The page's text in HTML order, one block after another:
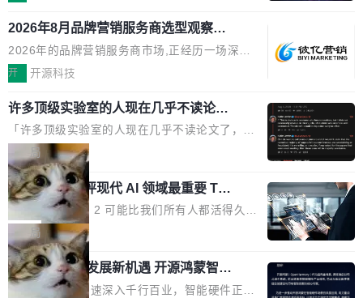
要。但用久了你会发现，它们本质上都是同一类
东西：一个带网页上下文的聊天框。 它们能读取
页面的文本，然后把文本丢给大模型，再返回一
段回答。仅此而已。 这当然有用，但总觉得差点
意思。比如我在一个后台管理系统里，需要填50
个表单字段，每个字段还有联动逻辑；比如我
想...
电源专为发烧级DIY主机与本地AI算力平台打
造，整机长度仅16厘米，提供1600W额定功率
与80PLUS钛金能效；支持ATX 3.1与PCIe 5.1
规范，结合服务器级元件、完善供电线材与内置
实时LCD监控屏，可充分满足当下高阶PC主机
的严苛使用需求。 澎湃功率，紧凑机身 钛金雕1
600PG5 AI TOP具备强悍输出功率，同时实现
机身尺寸大幅精简。整机长度仅16厘米，属于同
功率段机身尺寸十分紧凑的1600W电源产品。小
巧机身有效提升市面主流标准A...
2026年8月品牌营销服务商选型观察：
从流量思维到品牌资产思维的范式转移
2026年的品牌营销服务商市场,正经历一场深刻
的价值重构。全球全案品牌代理机构市场从2025
复合增长率达5.44%,预计2032年将突破120亿美
元。数字广告与公共关系相关服务市场更是从20
25年的8463亿美元扩张至2026年的8763亿美
元。数字的背后是一个清晰的事实——品牌对专
业化营销服务的需求从未如此迫切。 但市场扩容
的同时,服务商的竞争逻辑正在改变。2026年Top
Agency年度合辑的观察指出,“产品”这个离消费
者最近的载体,在整个品牌营销层面的权重显著变
高了。全域营销服务商的竞争正在从规模转向深
度,案例厚度、全域覆盖、多线协同...
开 开源科技
许多顶级实验室的人现在几乎不读论文
了
「许多顶级实验室的人现在几乎不读论文了，而
且他们认为 ICLR/ICML/NeurIPS 充斥着大量过
度宣传和欺诈。」 OpenAI 研究员 Keller Jorda
n 这条推文引发了广泛讨论。他不是在说风凉
话，他是说出了一个圈内人尽皆知但很少公开捅
破的事实。 Jordan 随后补充了一句软化声明：
「我不认为这些会议上大部分论文都在过度宣传
或造假。问题是，作为读者，如果你筛选出那些
看起来最令人兴奋的论文，那它们大部分都是过
局
xAI 前工程师评现代 AI 领域最重要 Top
3 开源项目
Flash Attention 2 可能比我们所有人都活得久。
这句话不是来自某个技术博客，而是出自 Hieu
Pham 的一条推文。Hieu Pham 是谁？他是 xAI
的早期工程师之一，在 Grok 训练基础设施团队
工作过。近日他在 X 上发了一条帖子，列出了他
局
共商智能硬件发展新机遇 开源鸿蒙智能
硬件开发者日杭州站即将举行
随着万物智联加速深入千行百业，智能硬件正从